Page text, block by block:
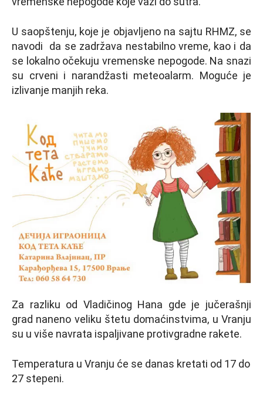
U saopštenju, koje je objavljeno na sajtu RHMZ, se
navodi da se zadržava nestabilno vreme, kao i da
se lokalno očekuju vremenske nepogode. Na snazi
su crveni i narandžasti meteoalarm. Moguće je
izlivanje manjih reka.
Za razliku od Vladičinog Hana gde je jučerašnji
grad naneno veliku štetu domaćinstvima, u Vranju
su u više navrata ispaljivane protivgradne rakete.
Temperatura u Vranju će se danas kretati od 17 do
27 stepeni.